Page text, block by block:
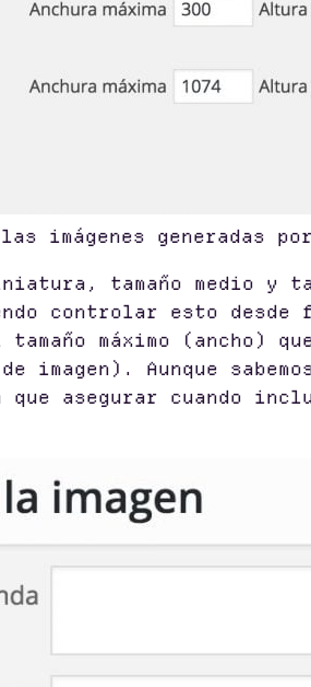
imágenes generadas por
tamaño medio y
controlar esto
máximo (ancho)
imagen). Aunque
asegurar cuando